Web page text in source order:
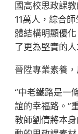
國高校思政課
11萬人，綜合
體結構明顯優
了更為堅實的人
晉陞專業素養，
“中老鐵路是一
誼的幸福路。”
教師劉倩將本